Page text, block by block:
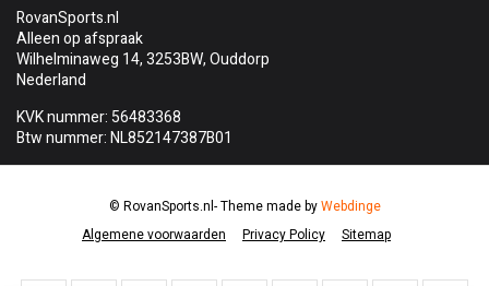
RovanSports.nl
Alleen op afspraak
Wilhelminaweg 14, 3253BW, Ouddorp
Nederland
KVK nummer: 56483368
Btw nummer: NL852147387B01
Algemene voorwaarden Privacy Policy Sitemap
© RovanSports.nl- Theme made byWebdinge